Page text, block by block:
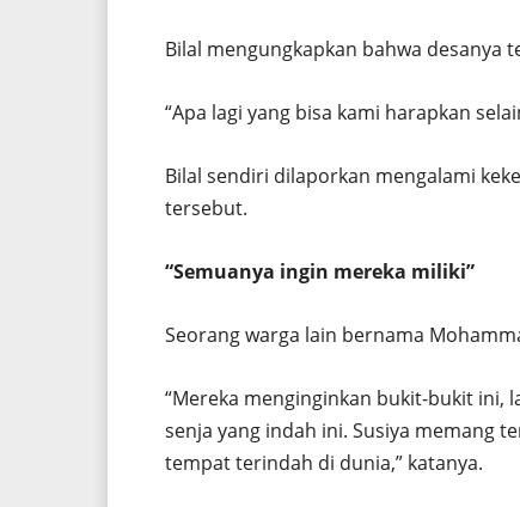
Bilal mengungkapkan bahwa
“Apa lagi yang bisa kami harapkan
Bilal sendiri dilaporkan mengalami
tersebut.
“Semuanya ingin mereka miliki”
Seorang warga lain bernama
“Mereka menginginkan bukit-bukit ini,
senja yang indah ini. Susiya memang
tempat terindah di dunia,” katanya.